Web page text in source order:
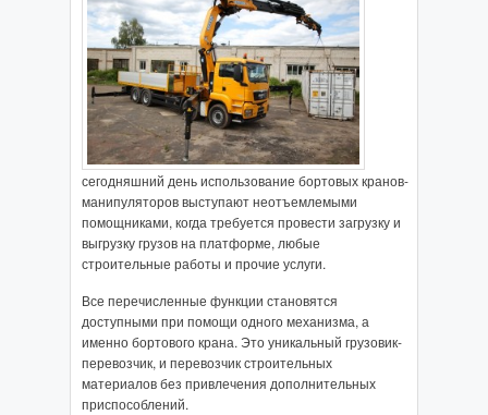
сегодняшний день использование бортовых кранов-
манипуляторов выступают неотъемлемыми
помощниками, когда требуется провести загрузку и
выгрузку грузов на платформе, любые
строительные работы и прочие услуги.
Все перечисленные функции становятся
доступными при помощи одного механизма, а
именно бортового крана. Это уникальный грузовик-
перевозчик, и перевозчик строительных
материалов без привлечения дополнительных
приспособлений.